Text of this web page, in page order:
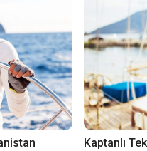
Kaptanlı